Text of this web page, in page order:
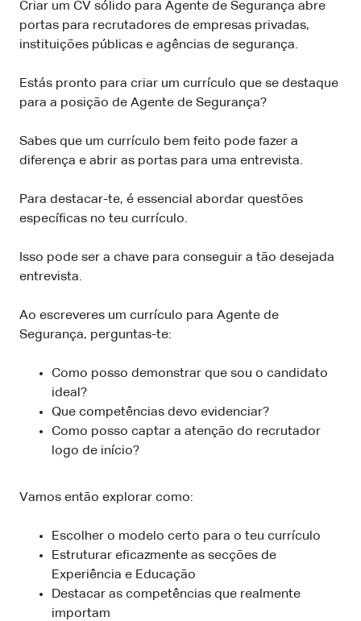
Criar um CV sólido para Agente de Segurança abre
portas para recrutadores de empresas privadas,
instituições públicas e agências de segurança.
Estás pronto para criar um currículo que se destaque
para a posição de Agente de Segurança?
Sabes que um currículo bem feito pode fazer a
diferença e abrir as portas para uma entrevista.
Para destacar-te, é essencial abordar questões
específicas no teu currículo.
Isso pode ser a chave para conseguir a tão desejada
entrevista.
Ao escreveres um currículo para Agente de
Segurança, perguntas-te:
Como posso demonstrar que sou o candidato
ideal?
Que competências devo evidenciar?
Como posso captar a atenção do recrutador
logo de início?
Vamos então explorar como:
Escolher o modelo certo para o teu currículo
Estruturar eficazmente as secções de
Experiência e Educação
Destacar as competências que realmente
importam